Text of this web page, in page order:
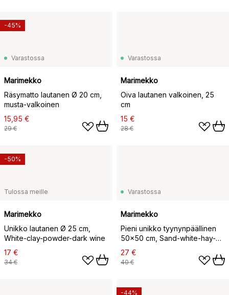
Varastossa
Marimekko
Räsymatto lautanen Ø 20 cm,
musta-valkoinen
15,95 €
29 €
-45%
Varastossa
Marimekko
Oiva lautanen valkoinen, 25
cm
15 €
28 €
Tulossa meille
Marimekko
Unikko lautanen Ø 25 cm,
White-clay-powder-dark wine
17 €
34 €
-50%
Varastossa
Marimekko
Pieni unikko tyynynpäällinen
50x50 cm, Sand-white-hay-
emerald
27 €
40 €
-44%